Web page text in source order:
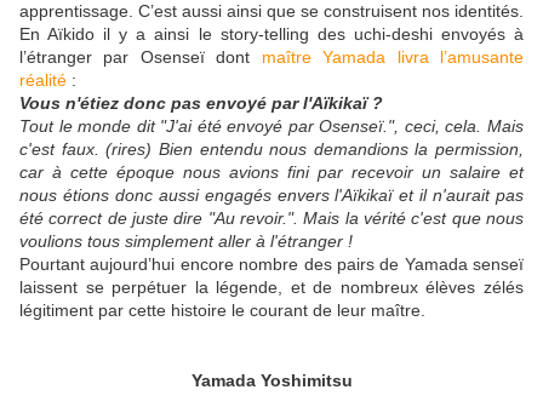
apprentissage. C’est aussi ainsi que se construisent nos identités.
En Aïkido il y a ainsi le story-telling des uchi-deshi envoyés à
l’étranger par Osenseï dont maître Yamada livra l’amusante
réalité :
Vous n'étiez donc pas envoyé par l'Aïkikaï ?
Tout le monde dit "J'ai été envoyé par Osenseï.", ceci, cela. Mais
c'est faux. (rires) Bien entendu nous demandions la permission,
car à cette époque nous avions fini par recevoir un salaire et
nous étions donc aussi engagés envers l'Aïkikaï et il n'aurait pas
été correct de juste dire "Au revoir.". Mais la vérité c'est que nous
voulions tous simplement aller à l'étranger !
Pourtant aujourd’hui encore nombre des pairs de Yamada senseï
laissent se perpétuer la légende, et de nombreux élèves zélés
légitiment par cette histoire le courant de leur maître.
Yamada Yoshimitsu